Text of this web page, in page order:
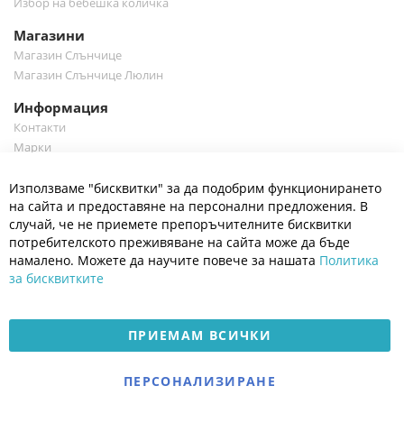
Магазини
Магазин Слънчице
Магазин Слънчице Люлин
Информация
Контакти
Марки
Полезно
Общи условия
Политика за поверителност
Платформа за OPC
Доставка и плащане
Електронен магазин
разработен и поддържан
Използваме "бисквитки" за да подобрим функционирането
на сайта и предоставяне на персонални предложения. В
случай, че не приемете препоръчителните бисквитки
потребителското преживяване на сайта може да бъде
намалено. Можете да научите повече за нашата Политика
за бисквитките
ПРИЕМАМ ВСИЧКИ
ПЕРСОНАЛИЗИРАНЕ